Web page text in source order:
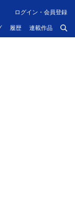
履歴 連載作品
ログイン・会員登録